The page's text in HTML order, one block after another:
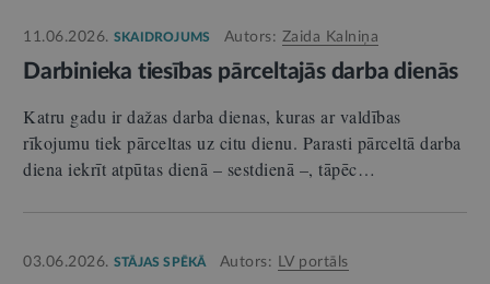
11.06.2026. SKAIDROJUMS Autors: Zaida Kalniņa
Darbinieka tiesības pārceltajās darba dienās
Katru gadu ir dažas darba dienas, kuras ar valdības
rīkojumu tiek pārceltas uz citu dienu. Parasti pārceltā darba
diena iekrīt atpūtas dienā – sestdienā –, tāpēc…
03.06.2026. STĀJAS SPĒKĀ Autors: LV portāls